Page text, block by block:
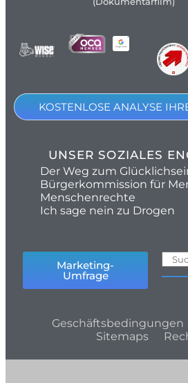
KOSTENLOSE ANALYSE
UNSER SOZIALES
Der Weg zum
Bürgerkommission für
Menschenrechte
Ich sage nein zu Drogen
Marketing-
Umfrage
Geschäftsbedingungen
Sitemaps